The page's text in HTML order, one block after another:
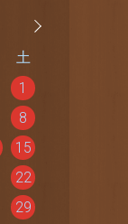
土
1
8
15
22
29